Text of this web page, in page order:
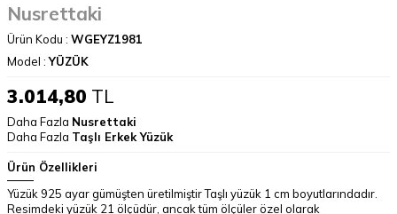
Nusrettaki
Ürün Kodu : WGEYZ1981
Model :YÜZÜK
3.014,80 TL
Daha Fazla Nusrettaki
Daha Fazla Taşlı Erkek Yüzük
Ürün Özellikleri
Yüzük 925 ayar gümüşten üretilmiştir Taşlı yüzük 1 cm boyutlarındadır.
Resimdeki yüzük 21 ölçüdür, ancak tüm ölçüler özel olarak